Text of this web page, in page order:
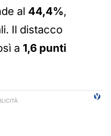
al 44,4%,
Il distacco
a 1,6 punti